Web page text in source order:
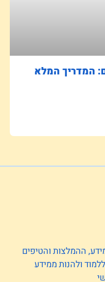
המדריך המלא
ההמלצות והטיפים
ולהנות ממידע